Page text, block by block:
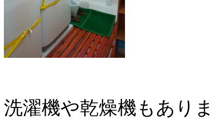
洗濯機や乾燥機もあり